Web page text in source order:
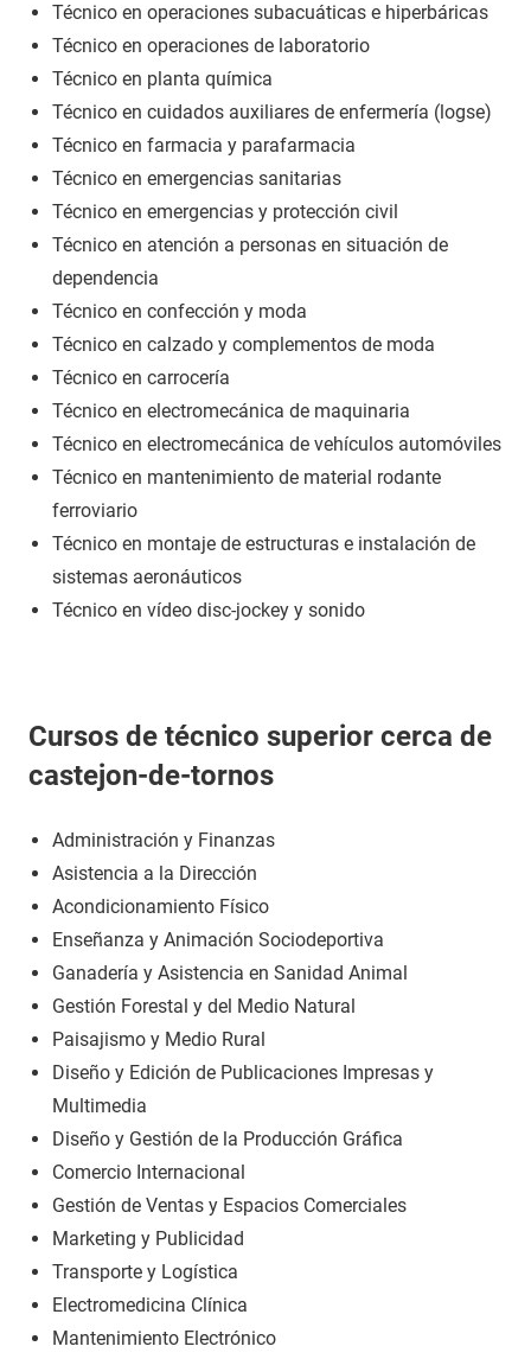
Técnico en operaciones subacuáticas e hiperbáricas
Técnico en operaciones de laboratorio
Técnico en planta química
Técnico en cuidados auxiliares de enfermería (logse)
Técnico en farmacia y parafarmacia
Técnico en emergencias sanitarias
Técnico en emergencias y protección civil
Técnico en atención a personas en situación de
dependencia
Técnico en confección y moda
Técnico en calzado y complementos de moda
Técnico en carrocería
Técnico en electromecánica de maquinaria
Técnico en electromecánica de vehículos automóviles
Técnico en mantenimiento de material rodante
ferroviario
Técnico en montaje de estructuras e instalación de
sistemas aeronáuticos
Técnico en vídeo disc-jockey y sonido
Cursos de técnico superior cerca de
castejon-de-tornos
Administración y Finanzas
Asistencia a la Dirección
Acondicionamiento Físico
Enseñanza y Animación Sociodeportiva
Ganadería y Asistencia en Sanidad Animal
Gestión Forestal y del Medio Natural
Paisajismo y Medio Rural
Diseño y Edición de Publicaciones Impresas y
Multimedia
Diseño y Gestión de la Producción Gráfica
Comercio Internacional
Gestión de Ventas y Espacios Comerciales
Marketing y Publicidad
Transporte y Logística
Electromedicina Clínica
Mantenimiento Electrónico